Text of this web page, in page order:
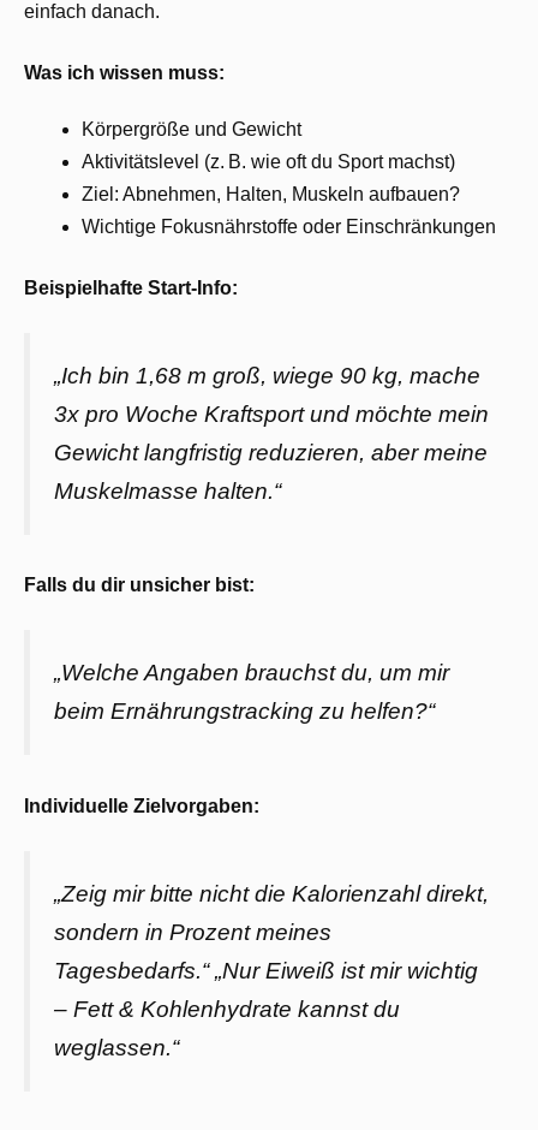
einfach danach.
Was ich wissen muss:
Körpergröße und Gewicht
Aktivitätslevel (z. B. wie oft du Sport machst)
Ziel: Abnehmen, Halten, Muskeln aufbauen?
Wichtige Fokusnährstoffe oder Einschränkungen
Beispielhafte Start-Info:
„Ich bin 1,68 m groß, wiege 90 kg, mache
3x pro Woche Kraftsport und möchte mein
Gewicht langfristig reduzieren, aber meine
Muskelmasse halten.“
Falls du dir unsicher bist:
„Welche Angaben brauchst du, um mir
beim Ernährungstracking zu helfen?“
Individuelle Zielvorgaben:
„Zeig mir bitte nicht die Kalorienzahl direkt,
sondern in Prozent meines
Tagesbedarfs.“ „Nur Eiweiß ist mir wichtig
– Fett & Kohlenhydrate kannst du
weglassen.“